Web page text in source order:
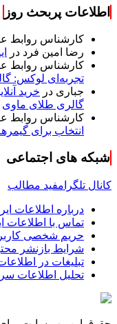
اطلاعات پربحث روز
کارشناس روابط
رضا امین فرد در
کارشناس روابط
تجربه‌ای لوکس:
جباری در خرید
گالری طلای ماوی
کارشناس روابط
انتخاب برای
شبکه های اجتماعی
کانال تلگرامفید مطالب
درباره اطلاعات
تماس با اطلاعات
حریم شخصی
شرایط بازنشر
تبلیغات در
تحلیل اطلاعات